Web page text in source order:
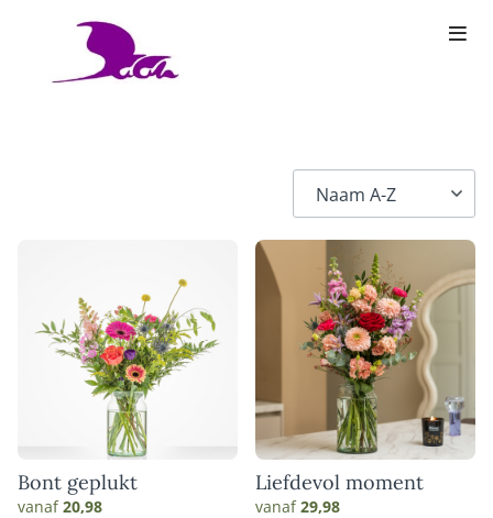
Bont geplukt
vanaf20,98
Liefdevol moment
vanaf29,98